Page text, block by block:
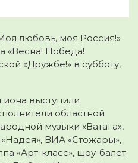
любовь, моя Россия!»
«Весна! Победа!
«Дружбе!» в субботу,
выступили
областной
музыки «Ватага»,
ВИА «Стожары»,
«Арт-класс», шоу-балет